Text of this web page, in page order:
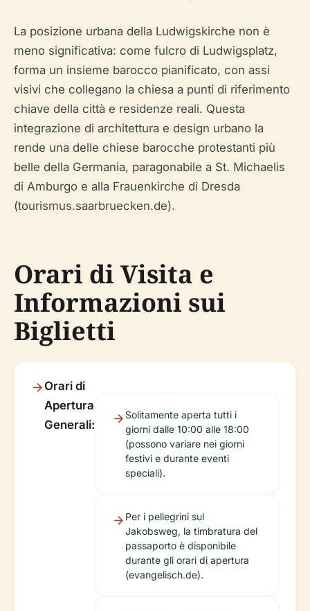
La posizione urbana della Ludwigskirche non è
meno significativa: come fulcro di Ludwigsplatz,
forma un insieme barocco pianificato, con assi
visivi che collegano la chiesa a punti di riferimento
chiave della città e residenze reali. Questa
integrazione di architettura e design urbano la
rende una delle chiese barocche protestanti più
belle della Germania, paragonabile a St. Michaelis
di Amburgo e alla Frauenkirche di Dresda
(tourismus.saarbruecken.de).
Orari di Visita e
Informazioni sui
Biglietti
Orari di
Apertura
Generali:
Solitamente aperta tutti i
giorni dalle 10:00 alle 18:00
(possono variare nei giorni
festivi e durante eventi
speciali).
Per i pellegrini sul
Jakobsweg, la timbratura del
passaporto è disponibile
durante gli orari di apertura
(evangelisch.de).